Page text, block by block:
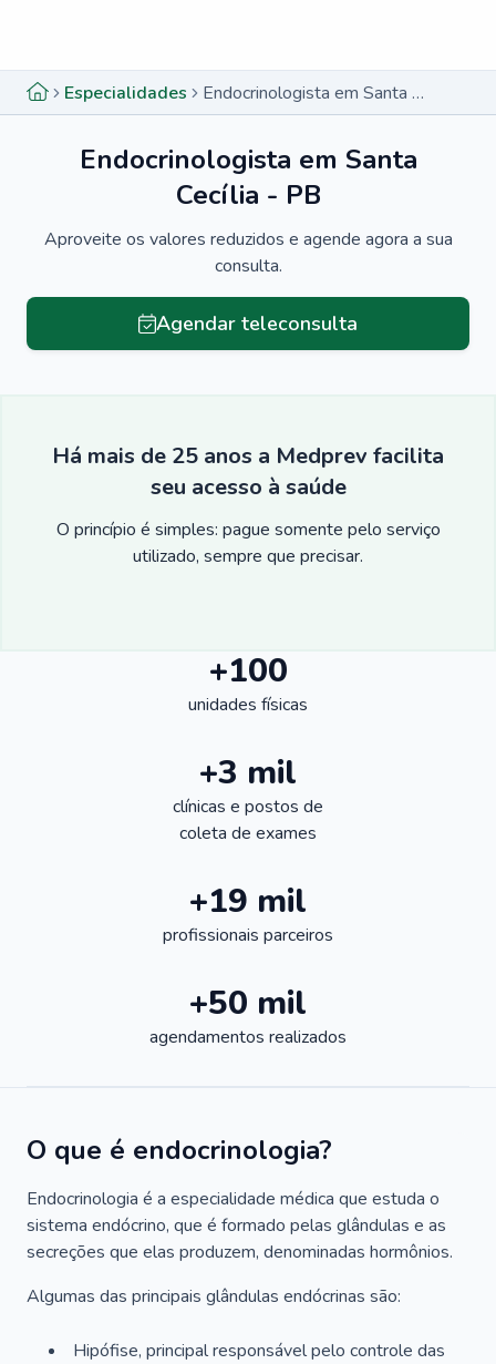
Especialidades Endocrinologista em Santa Cecília - PB
Endocrinologista em Santa
Cecília - PB
Aproveite os valores reduzidos e agende agora a sua
consulta.
Agendar teleconsulta
Há mais de 25 anos a Medprev facilita
seu acesso à saúde
O princípio é simples: pague somente pelo serviço
utilizado, sempre que precisar.
+100
unidades físicas
+3 mil
clínicas e postos de
coleta de exames
+19 mil
profissionais parceiros
+50 mil
agendamentos realizados
O que é endocrinologia?
Endocrinologia é a especialidade médica que estuda o
sistema endócrino, que é formado pelas glândulas e as
secreções que elas produzem, denominadas hormônios.
Algumas das principais glândulas endócrinas são:
Hipófise, principal responsável pelo controle das